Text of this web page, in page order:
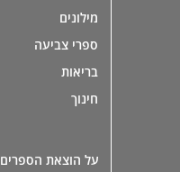
מילונים
ספרי צביעה
בריאות
חינוך
על הוצאת הספרים